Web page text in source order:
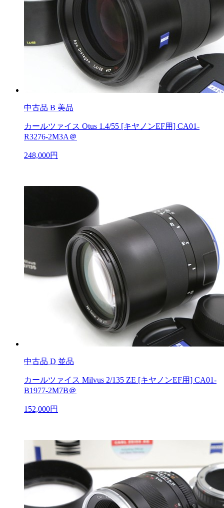
中古品 B 美品
カールツァイス Otus 1.4/55 [キヤノンEF用] CA01-
R3276-2M3A＠
248,000円
中古品 D 並品
カールツァイス Milvus 2/135 ZE [キヤノンEF用] CA01-
B1977-2M7B＠
152,000円